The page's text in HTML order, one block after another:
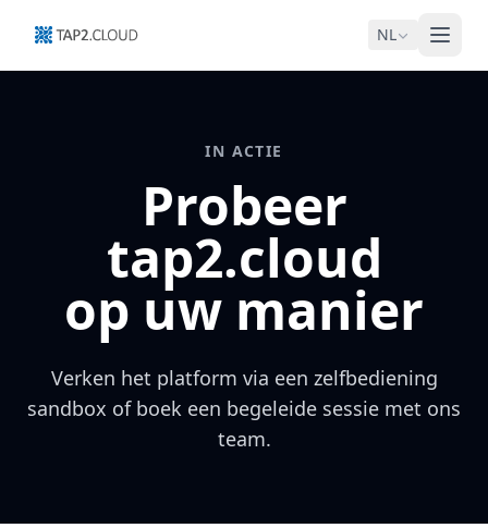
NL
IN ACTIE
Probeer
tap2.cloud
op uw manier
Verken het platform via een zelfbediening
sandbox of boek een begeleide sessie met ons
team.